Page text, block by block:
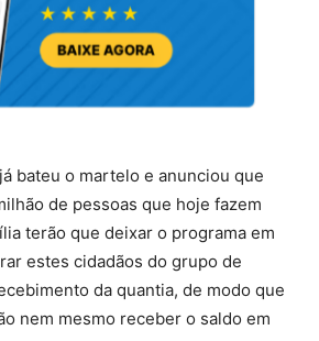
bateu o martelo e anunciou que
de pessoas que hoje fazem
terão que deixar o programa em
estes cidadãos do grupo de
da quantia, de modo que
nem mesmo receber o saldo em